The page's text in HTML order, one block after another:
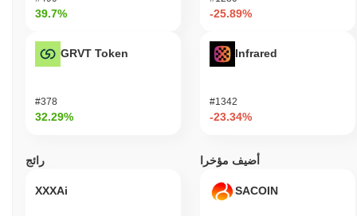
39.7%
GRVT Token
#378
32.29%
-25.89%
Infrared
#1342
-23.34%
رائج
XXXAi
أضيف مؤخرا
SACOIN